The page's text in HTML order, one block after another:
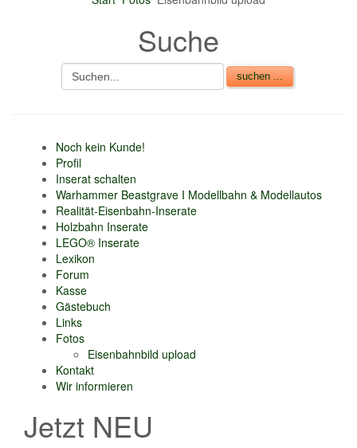
Suche
Noch kein Kunde!
Profil
Inserat schalten
Warhammer Beastgrave I Modellbahn & Modellautos
Realität-Eisenbahn-Inserate
Holzbahn Inserate
LEGO® Inserate
Lexikon
Forum
Kasse
Gästebuch
Links
Fotos
Eisenbahnbild upload
Kontakt
Wir informieren
Jetzt NEU